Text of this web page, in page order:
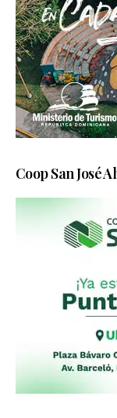
Coop San José